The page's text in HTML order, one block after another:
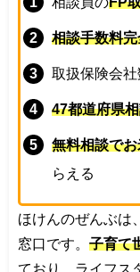
相談手数料
取扱保険会
47都道府県
無料相談で
らえる
ほけんのぜんぶは
窓口です。 子育て
ており、ライフス